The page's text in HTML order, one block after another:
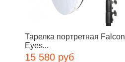
Тарелка портретная Falcon
Eyes...
15 580 руб